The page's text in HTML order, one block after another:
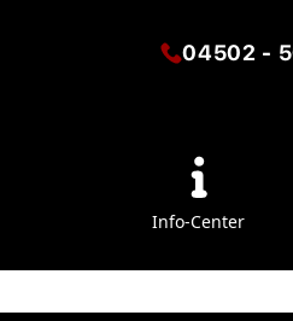
04502 -
Info-Center